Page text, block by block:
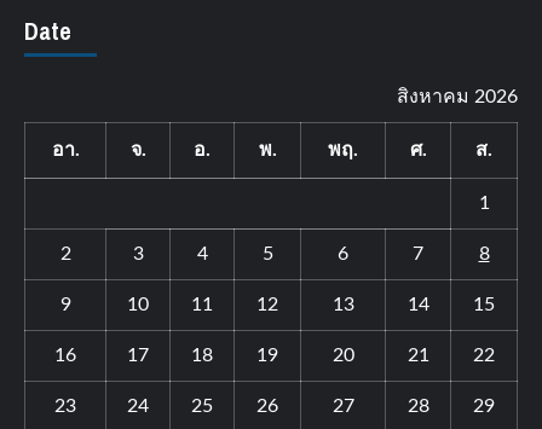
Date
สิงหาคม 2026
อา. จ. อ. พ. พฤ. ศ. ส.
1
2 3 4 5 6 7 8
9 10 11 12 13 14 15
16 17 18 19 20 21 22
23 24 25 26 27 28 29